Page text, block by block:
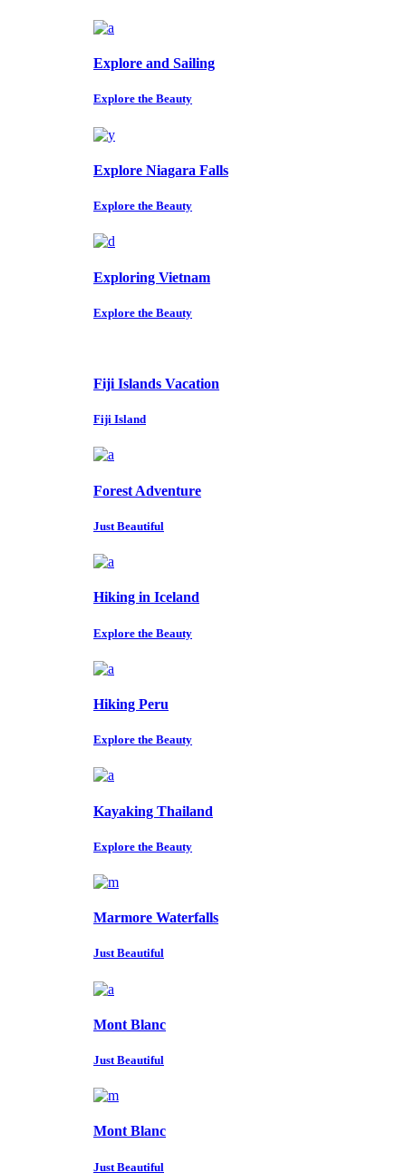
Explore and Sailing
Explore the Beauty
Explore Niagara Falls
Explore the Beauty
Exploring Vietnam
Explore the Beauty
Fiji Islands Vacation
Fiji Island
Forest Adventure
Just Beautiful
Hiking in Iceland
Explore the Beauty
Hiking Peru
Explore the Beauty
Kayaking Thailand
Explore the Beauty
Marmore Waterfalls
Just Beautiful
Mont Blanc
Just Beautiful
Mont Blanc
Just Beautiful